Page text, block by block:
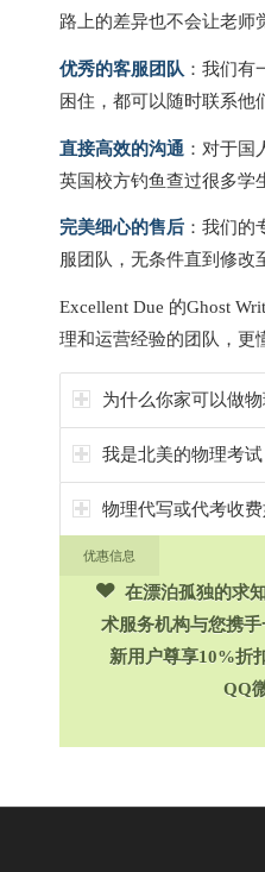
路上的差异也不会让老师
优秀的客服团队 ：我们
困住，都可以随时联系他
直接高效的沟通 ：对于
英国校方钓鱼查过很多学
完美细心的售后 ：我们
服团队，无条件直到修改
Excellent Due 的Ghost
理和运营经验的团队，更
为什么你家可以做物
我是北美的物理考
物理代写或代考收费
优惠信息
在漂泊孤独的求
术服务机构与您携
新用户尊享10%折
QQ